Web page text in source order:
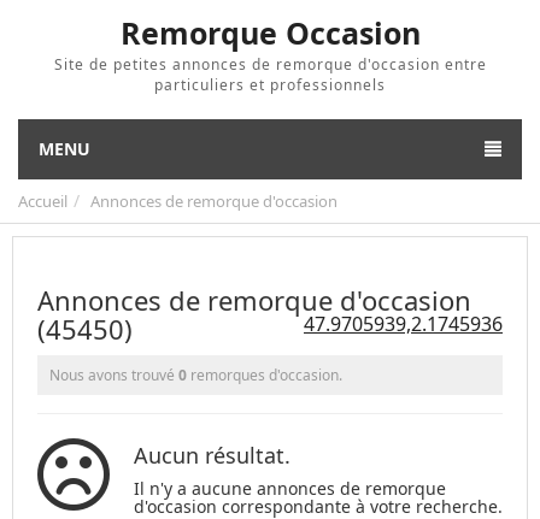
Remorque Occasion
Site de petites annonces de remorque d'occasion entre
particuliers et professionnels
MENU
Accueil Annonces de remorque d'occasion
Annonces de remorque d'occasion
(45450)
47.9705939,2.1745936
Nous avons trouvé 0 remorques d'occasion.
Aucun résultat.
Il n'y a aucune annonces de remorque
d'occasion correspondante à votre recherche.